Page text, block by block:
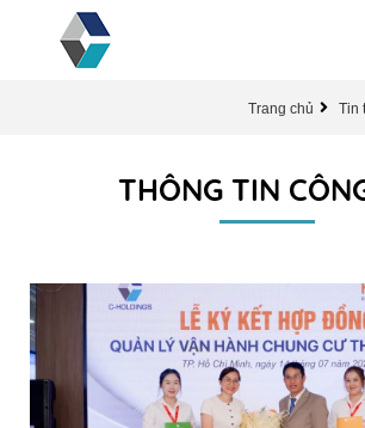
Trang chủ Tin
THÔNG TIN